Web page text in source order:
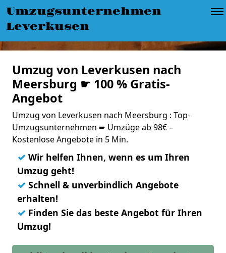
Umzugsunternehmen
Leverkusen
Umzug von Leverkusen nach
Meersburg ☛ 100 % Gratis-
Angebot
Umzug von Leverkusen nach Meersburg : Top-
Umzugsunternehmen ➨ Umzüge ab 98€ –
Kostenlose Angebote in 5 Min.
✓ Wir helfen Ihnen, wenn es um Ihren
Umzug geht!
✓ Schnell & unverbindlich Angebote
erhalten!
✓ Finden Sie das beste Angebot für Ihren
Umzug!